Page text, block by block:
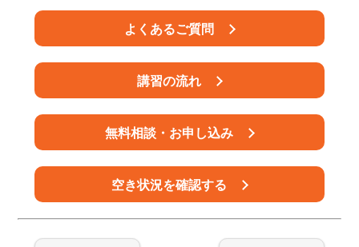
よくあるご質問
講習の流れ
無料相談・お申し込み
空き状況を確認する